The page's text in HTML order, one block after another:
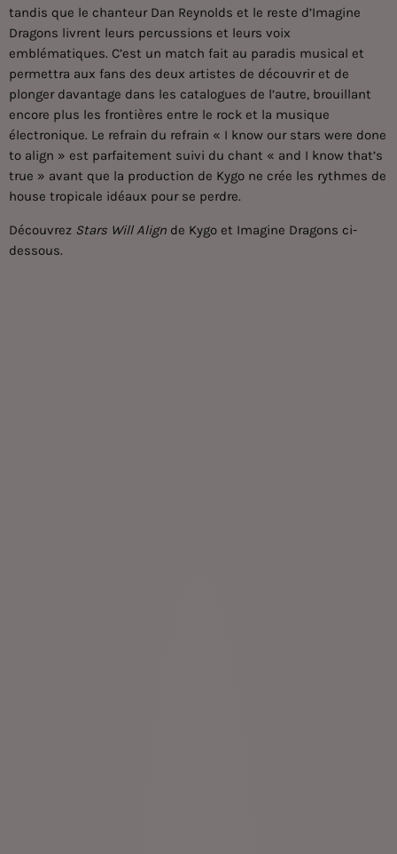
tandis que le chanteur Dan Reynolds et le reste d’Imagine
Dragons livrent leurs percussions et leurs voix
emblématiques. C’est un match fait au paradis musical et
permettra aux fans des deux artistes de découvrir et de
plonger davantage dans les catalogues de l’autre, brouillant
encore plus les frontières entre le rock et la musique
électronique. Le refrain du refrain « I know our stars were done
to align » est parfaitement suivi du chant « and I know that’s
true » avant que la production de Kygo ne crée les rythmes de
house tropicale idéaux pour se perdre.
Découvrez Stars Will Align de Kygo et Imagine Dragons ci-
dessous.